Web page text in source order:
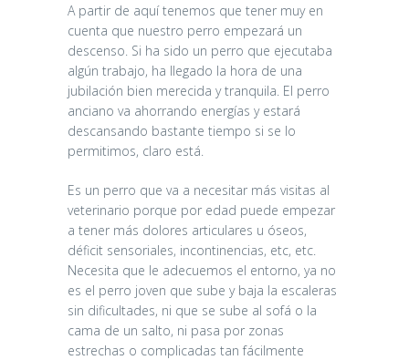
A partir de aquí tenemos que tener muy en
cuenta que nuestro perro empezará un
descenso. Si ha sido un perro que ejecutaba
algún trabajo, ha llegado la hora de una
jubilación bien merecida y tranquila. El perro
anciano va ahorrando energías y estará
descansando bastante tiempo si se lo
permitimos, claro está.
Es un perro que va a necesitar más visitas al
veterinario porque por edad puede empezar
a tener más dolores articulares u óseos,
déficit sensoriales, incontinencias, etc, etc.
Necesita que le adecuemos el entorno, ya no
es el perro joven que sube y baja la escaleras
sin dificultades, ni que se sube al sofá o la
cama de un salto, ni pasa por zonas
estrechas o complicadas tan fácilmente